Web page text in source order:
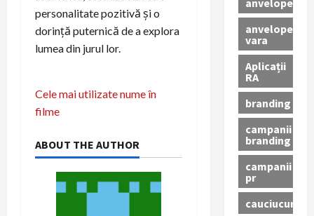
personalitate pozitivă și o
dorință puternică de a explora
lumea din jurul lor.
Cele mai utilizate nume în
filme
ABOUT THE AUTHOR
anvelope
vara
Aplicații
RA
branding
campanii
branding
campanii
pr
cauciucuri